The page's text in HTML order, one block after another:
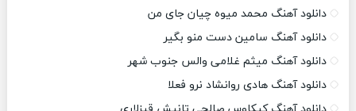
دانلود آهنگ محمد میوه چیان جای من
دانلود آهنگ سامین دست منو بگیر
دانلود آهنگ میثم غلامی والس جنوب شهر
دانلود آهنگ هادی روانشاد نرو فعلا